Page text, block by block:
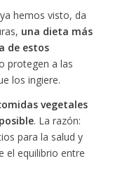
hemos visto, da
una dieta más
de estos
protegen a las
los ingiere.
vegetales
. La razón:
para la salud y
el equilibrio entre